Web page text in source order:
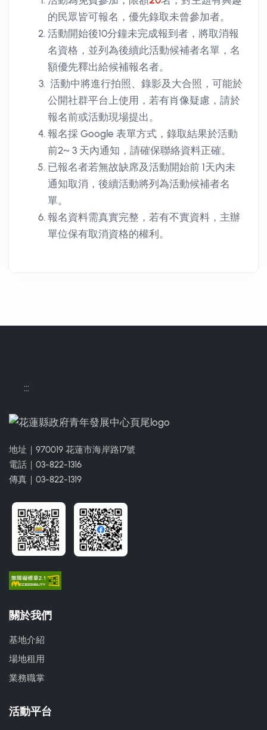
的民眾皆可報名，優先錄取未曾參加者。
活動開始後10分鐘未完成報到者，將取消報
名資格，並列為後續此活動候補者名單，名
額優先釋出給候補報名者。
活動中將進行拍照、錄影及大合照，可能於
公開社群平台上使用，若有肖像疑慮，請於
報名前或活動現場提出。
報名採 Google 表單方式，錄取結果於活動
前2~ 3 天內通知，請確保聯絡資料正確。
已報名者若無故缺席及活動開始前 1天內未
通知取消，後續活動將列為活動候補者名
單。
報名資料需真實完整，若有不實資料，主辦
單位保有取消資格的權利。
:::
地址｜970019 花蓮市海岸路17號
電話｜03-822-1316
傳真｜03-822-1319
關於我們
基地介紹
場地租用
業務職掌
活動平台